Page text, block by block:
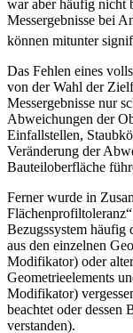
war aber häufig nicht
Messergebnisse bei
können mitunter
Das Fehlen eines
von der Wahl der
Messergebnisse nur
Abweichungen der
Einfallstellen,
Veränderung der
Bauteiloberfläche
Ferner wurde in
Bezugssystem häufig
aus den einzelnen
Modifikator) oder
Geometrieelements
Modifikator)
beachtet oder dessen
verstanden).